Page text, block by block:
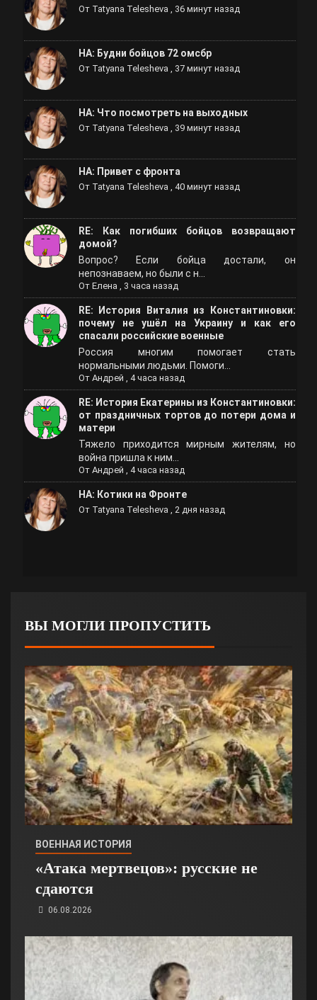
От Tatyana Telesheva , 36 минут назад
НА: Будни бойцов 72 омсбр
От Tatyana Telesheva 37 минут назад
НА: Что посмотреть на выходных
От Tatyana Telesheva 39 минут назад
НА: Привет с фронта
От Tatyana Telesheva , 40 минут назад
RE: Как погибших бойцов возвращают
домой?
Вопрос? Если бойца достали, он
непознаваем, но были с н...
От Елена , 3 часа назад
RE: История Виталия из Константиновки:
почему не ушёл на Украину и как его
спасали российские военные
Россия многим помогает стать
нормальными людьми. Помоги...
От Андрей , 4 часа назад
RE: История Екатерины из Константиновки:
от праздничных тортов до потери дома и
матери
Тяжело приходится мирным жителям, но
война пришла к ним...
От Андрей , 4 часа назад
НА: Котики на Фронте
От Tatyana Telesheva , 2 дня назад
ВЫ МОГЛИ ПРОПУСТИТЬ
ВОЕННАЯ ИСТОРИЯ
«Атака мертвецов»: русские не
сдаются
06.08.2026